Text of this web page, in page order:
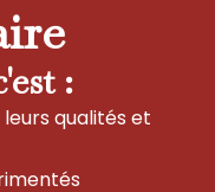
:
qualités et